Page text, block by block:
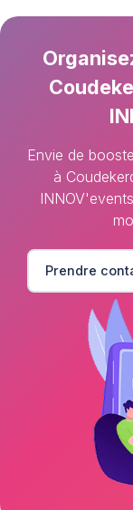
Envie de
à
Prendre